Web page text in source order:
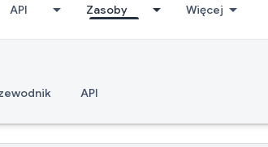
API Zasoby Więcej
API